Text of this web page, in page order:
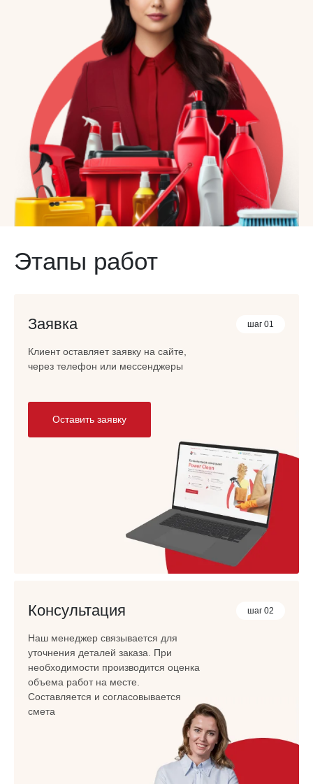
Этапы работ
шаг 01
Заявка
Клиент оставляет заявку на сайте,
через телефон или мессенджеры
Оставить заявку
шаг 02
Консультация
Наш менеджер связывается для
уточнения деталей заказа. При
необходимости производится оценка
объема работ на месте.
Составляется и согласовывается
смета